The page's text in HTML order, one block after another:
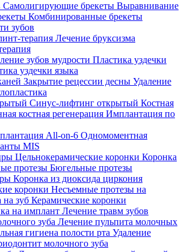
Самолигирующие брекеты Выравнивание
Комбинированные брекеты
зубов
терапия Лечение бруксизма
зубов мудрости Пластика уздечки
уздечки языка
Закрытие рецессии десны Удаление
Синус-лифтинг открытый Костная
костная регенерация Имплантация по
All-on-6 Одномоментная
MIS
Цельнокерамические коронки Коронка
протезы Бюгельные протезы
Коронка из диоксида циркония
коронки Несъемные протезы на
на зуб Керамические коронки
на имплант Лечение травм зубов
зуба Лечение пульпита молочных
гигиена полости рта Удаление
молочного зуба